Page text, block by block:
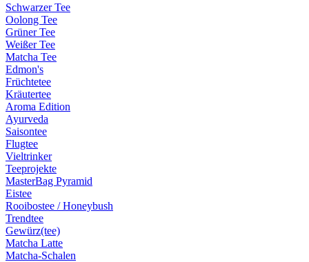
Schwarzer Tee
Oolong Tee
Grüner Tee
Weißer Tee
Matcha Tee
Edmon's
Früchtetee
Kräutertee
Aroma Edition
Ayurveda
Saisontee
Flugtee
Vieltrinker
Teeprojekte
MasterBag Pyramid
Eistee
Rooibostee / Honeybush
Trendtee
Gewürz(tee)
Matcha Latte
Matcha-Schalen